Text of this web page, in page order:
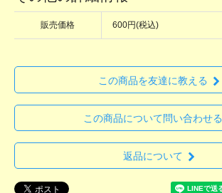
販売価格 600円(税込)
この商品を友達に教える
この商品について問い合わせる
返品について